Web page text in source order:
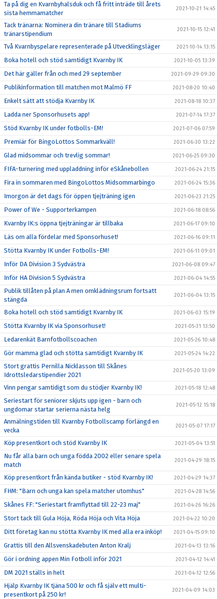
Ta på dig en Kvarnbyhalsduk och få fritt inträde till årets
sista hemmamatcher
2021-10-21 14:45
Tack tränarna: Nominera din tränare till Stadiums
tränarstipendium
2021-10-15 12:41
Två Kvarnbyspelare representerade på Utvecklingsläger 2021-10-14 13:15
Boka hotell och stöd samtidigt Kvarnby IK 2021-10-05 13:39
Det här gäller från och med 29 september 2021-09-29 09:30
Publikinformation till matchen mot Malmö FF 2021-08-20 10:40
Enkelt sätt att stödja Kvarnby IK 2021-08-18 10:37
Ladda ner Sponsorhusets app! 2021-07-14 17:37
Stöd Kvarnby IK under fotbolls-EM! 2021-07-06 07:59
Premiär för BingoLottos Sommarkväll! 2021-06-30 13:22
Glad midsommar och trevlig sommar! 2021-06-25 09:30
FIFA-turnering med uppladdning inför eSkånebollen 2021-06-24 21:15
Fira in sommaren med BingoLottos Midsommarbingo 2021-06-24 15:36
Imorgon är det dags för öppen tjejträning igen 2021-06-23 21:25
Power of We - Supporterkampen 2021-06-18 08:56
Kvarnby IK:s öppna tjejträningar är tillbaka 2021-06-17 09:10
Läs om alla fördelar med Sponsorhuset! 2021-06-16 09:11
Stötta Kvarnby IK under Fotbolls-EM! 2021-06-11 09:01
Inför DA Division 3 Sydvästra 2021-06-08 09:47
Inför HA Division 5 Sydvästra 2021-06-04 14:55
Publik tillåten på plan A men omklädningsrum fortsatt
stängda
2021-06-04 13:15
Boka hotell och stöd samtidigt Kvarnby IK 2021-06-03 15:19
Stötta Kvarnby IK via Sponsorhuset! 2021-05-31 13:50
Ledarenkät Barnfotbollscoachen 2021-05-26 10:48
Gör mamma glad och stötta samtidigt Kvarnby IK 2021-05-24 14:22
Stort grattis Pernilla Nicklasson till Skånes
Idrottsledarstipendier 2021
2021-05-20 13:09
Vinn pengar samtidigt som du stödjer Kvarnby IK! 2021-05-18 12:48
Seriestart för seniorer skjuts upp igen - barn och
ungdomar startar serierna nästa helg
2021-05-12 15:18
Anmälningstiden till Kvarnby Fotbollscamp förlängd en
vecka
2021-05-07 17:17
Köp presentkort och stöd Kvarnby IK 2021-05-04 13:51
Nu får alla barn och unga födda 2002 eller senare spela
match
2021-04-29 18:15
Köp presentkort från kända butiker - stöd Kvarnby IK! 2021-04-29 14:37
FHM: "Barn och unga kan spela matcher utomhus" 2021-04-28 14:56
Skånes FF: "Seriestart framflyttad till 22-23 maj" 2021-04-26 16:26
Stort tack till Gula Höja, Röda Höja och Vita Höja 2021-04-22 10:20
Ditt företag kan nu stötta Kvarnby IK med alla era inköp! 2021-04-15 09:10
Grattis till den Allsvenskadebuten Anton Kralj 2021-04-13 13:16
Gör i ordning appen Min Fotboll inför 2021 2021-04-12 14:41
DM 2021 ställs in helt 2021-04-12 12:56
Hjälp Kvarnby IK tjäna 500 kr och få själv ett multi-
presentkort på 250 kr!
2021-04-09 14:03